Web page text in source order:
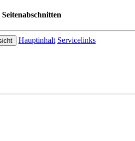
Hauptinhalt Servicelinks